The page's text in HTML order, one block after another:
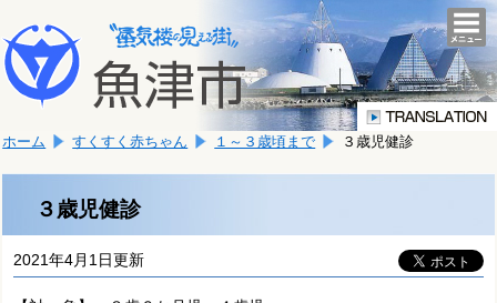
文
へ
移
ま
す。
こ
か
文
ホーム すくすく赤ちゃん １～３歳頃まで ３歳児健診
３歳児健診
2021年4月1日更新